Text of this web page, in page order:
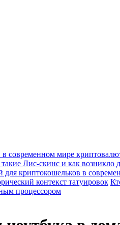
современном мире
Лис-скинс и как возникло
для криптокошельков в
контекст татуировок
процессором